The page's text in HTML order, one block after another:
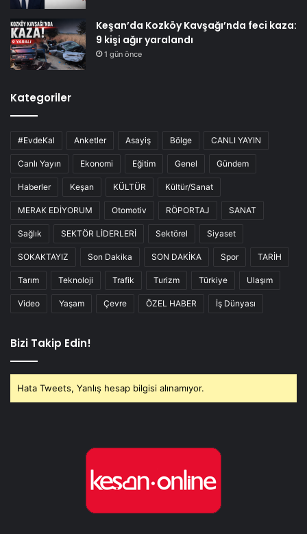
Keşan’da Kozköy Kavşağı’nda feci kaza:
9 kişi ağır yaralandı
1 gün önce
Kategoriler
#EvdeKal Anketler Asayiş Bölge CANLI YAYIN
Canlı Yayın Ekonomi Eğitim Genel Gündem
Haberler Keşan KÜLTÜR Kültür/Sanat
MERAK EDİYORUM Otomotiv RÖPORTAJ SANAT
Sağlık SEKTÖR LİDERLERİ Sektörel Siyaset
SOKAKTAYIZ Son Dakika SON DAKİKA Spor TARİH
Tarım Teknoloji Trafik Turizm Türkiye Ulaşım
Video Yaşam Çevre ÖZEL HABER İş Dünyası
Bizi Takip Edin!
Hata Tweets, Yanlış hesap bilgisi alınamıyor.